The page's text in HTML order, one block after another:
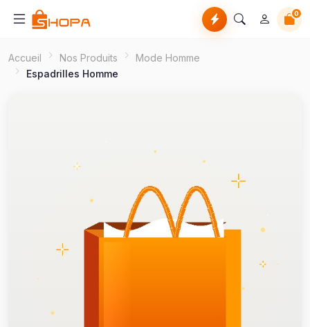
0
Accueil Nos Produits
Mode Homme
Espadrilles Homme